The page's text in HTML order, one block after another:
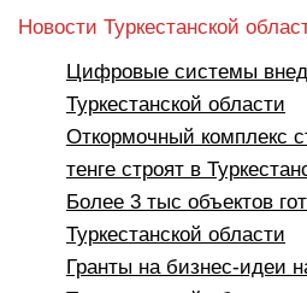
Новости Туркестанской
Цифровые системы
Туркестанской области
Откормочный комплекс
тенге строят в
Более 3 тыс объектов
Туркестанской области
Гранты на бизнес-идеи